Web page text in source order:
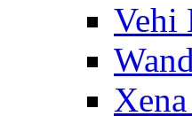
Vehi